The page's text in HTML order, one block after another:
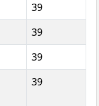
39
39
39
39